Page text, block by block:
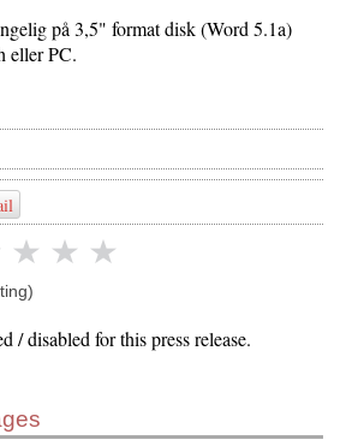
på 3,5" format disk (Word 5.1a)
eller PC.
/ disabled for this press release.